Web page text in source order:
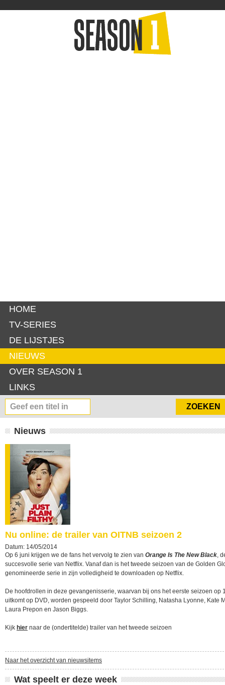
HOME
TV-SERIES
DE LIJSTJES
NIEUWS
OVER SEASON 1
LINKS
Nieuws
Nu online: de trailer van OITNB seizoen 2
Datum: 14/05/2014
Op 6 juni krijgen we de fans het vervolg te zien van Orange Is The New Black,
succesvolle serie van Netflix. Vanaf dan is het tweede seizoen van de Golden
genomineerde serie in zijn volledigheid te downloaden op Netflix.
De hoofdrollen in deze gevangenisserie, waarvan bij ons het eerste seizoen op
uitkomt op DVD, worden gespeeld door Taylor Schilling, Natasha Lyonne, Kate
Laura Prepon en Jason Biggs.
Kijk hier naar de (ondertitelde) trailer van het tweede seizoen
Naar het overzicht van nieuwsitems
Wat speelt er deze week